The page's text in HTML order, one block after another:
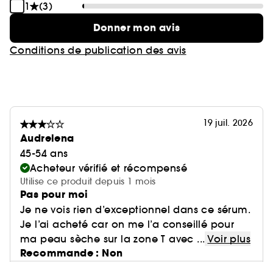
semaines. 5Économie réalisée pour 1 sérum
Génifique Ultimate et 2 recharges par rapport à 3
sérums Advanced Génifique.
1
(3)
Donner mon avis
Conditions de publication des avis
19 juil. 2026
Audrelena
45-54 ans
Acheteur vérifié et récompensé
Utilise ce produit depuis 1 mois
Pas pour moi
Je ne vois rien d’exceptionnel dans ce sérum.
Je l’ai acheté car on me l’a conseillé pour
ma peau sèche sur la zone T avec ... Voir plus
Recommande : Non